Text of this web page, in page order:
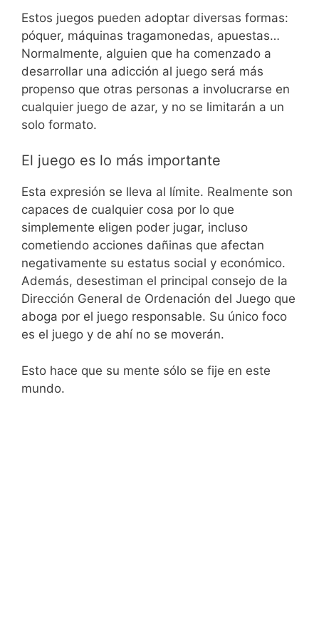
Estos juegos pueden adoptar diversas formas:
póquer, máquinas tragamonedas, apuestas…
Normalmente, alguien que ha comenzado a
desarrollar una adicción al juego será más
propenso que otras personas a involucrarse en
cualquier juego de azar, y no se limitarán a un
solo formato.
El juego es lo más importante
Esta expresión se lleva al límite. Realmente son
capaces de cualquier cosa por lo que
simplemente eligen poder jugar, incluso
cometiendo acciones dañinas que afectan
negativamente su estatus social y económico.
Además, desestiman el principal consejo de la
Dirección General de Ordenación del Juego que
aboga por el juego responsable. Su único foco
es el juego y de ahí no se moverán.
Esto hace que su mente sólo se fije en este
mundo.